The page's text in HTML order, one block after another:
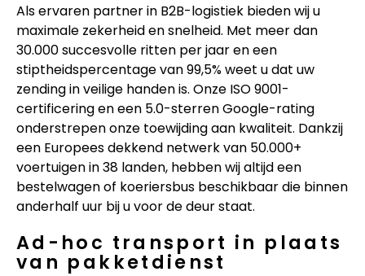
Als ervaren partner in B2B-logistiek bieden wij u
maximale zekerheid en snelheid. Met meer dan
30.000 succesvolle ritten per jaar en een
stiptheidspercentage van 99,5% weet u dat uw
zending in veilige handen is. Onze ISO 9001-
certificering en een 5.0-sterren Google-rating
onderstrepen onze toewijding aan kwaliteit. Dankzij
een Europees dekkend netwerk van 50.000+
voertuigen in 38 landen, hebben wij altijd een
bestelwagen of koeriersbus beschikbaar die binnen
anderhalf uur bij u voor de deur staat.
Ad-hoc transport in plaats
van pakketdienst